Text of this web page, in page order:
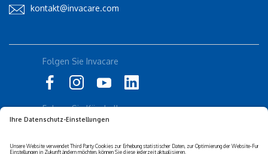
kontakt@invacare.com
Folgen Sie Invacare
Folgen Sie Küschall